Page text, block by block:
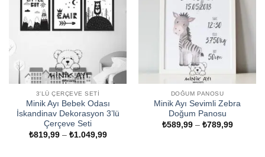
3'LÜ ÇERÇEVE SETI
Minik Ayı Bebek Odası
İskandinav Dekorasyon 3’lü
Çerçeve Seti
₺819,99 – ₺1.049,99Fiyat
DOĞUM PANOSU
Minik Ayı Sevimli Zebra
Doğum Panosu
₺589,99 – ₺789,99Fiyat